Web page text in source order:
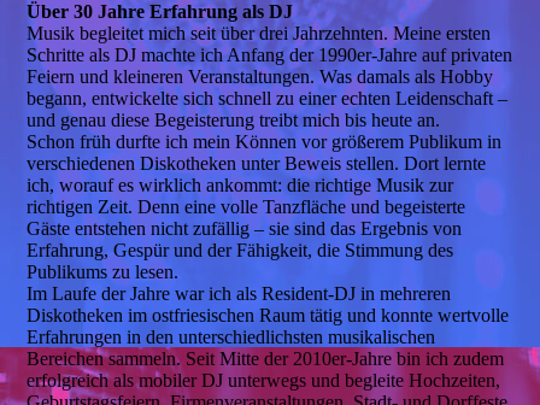
Über 30 Jahre Erfahrung als DJ
Musik begleitet mich seit über drei Jahrzehnten. Meine ersten
Schritte als DJ machte ich Anfang der 1990er-Jahre auf privaten
Feiern und kleineren Veranstaltungen. Was damals als Hobby
begann, entwickelte sich schnell zu einer echten Leidenschaft –
und genau diese Begeisterung treibt mich bis heute an.
Schon früh durfte ich mein Können vor größerem Publikum in
verschiedenen Diskotheken unter Beweis stellen. Dort lernte
ich, worauf es wirklich ankommt: die richtige Musik zur
richtigen Zeit. Denn eine volle Tanzfläche und begeisterte
Gäste entstehen nicht zufällig – sie sind das Ergebnis von
Erfahrung, Gespür und der Fähigkeit, die Stimmung des
Publikums zu lesen.
Im Laufe der Jahre war ich als Resident-DJ in mehreren
Diskotheken im ostfriesischen Raum tätig und konnte wertvolle
Erfahrungen in den unterschiedlichsten musikalischen
Bereichen sammeln. Seit Mitte der 2010er-Jahre bin ich zudem
erfolgreich als mobiler DJ unterwegs und begleite Hochzeiten,